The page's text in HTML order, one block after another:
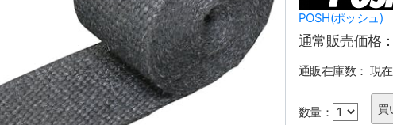
POSH(ポッシュ)
通常販売価格：
通販在庫数： 現在
数量：